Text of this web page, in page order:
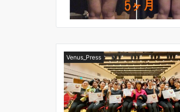
Venus_Press